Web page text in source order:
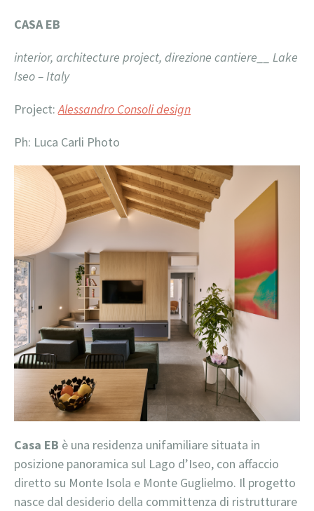
CASA EB
interior, architecture project, direzione cantiere__ Lake
Iseo – Italy
Project:Alessandro Consoli design
Ph: Luca Carli Photo
Casa EB è una residenza unifamiliare situata in
posizione panoramica sul Lago d’Iseo, con affaccio
diretto su Monte Isola e Monte Guglielmo. Il progetto
nasce dal desiderio della committenza di ristrutturare